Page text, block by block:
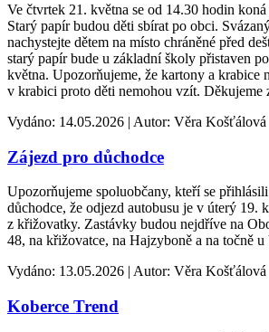
Ve čtvrtek 21. května se od 14.30 hodin koná
Starý papír budou děti sbírat po obci.
nachystejte dětem na místo chráněné před
starý papír bude u základní školy přistaven
května. Upozorňujeme, že kartony a krabice
v krabici proto děti nemohou vzít. Děkujeme
Vydáno: 14.05.2026 | Autor: Věra Košťálová
Zájezd pro důchodce
Upozorňujeme spoluobčany, kteří se
důchodce, že odjezd autobusu je v úterý 19.
z křižovatky. Zastávky budou nejdříve na
48, na křižovatce, na Hajzyboně a na točně u
Vydáno: 13.05.2026 | Autor: Věra Košťálová
Koberce Trend